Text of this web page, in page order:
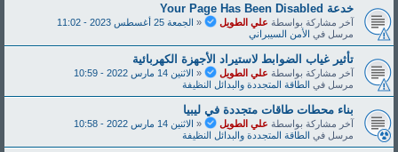
خدعة Y‌‌‌o‌‌‌u‌‌‌r‌‌‌ P‌‌‌a‌‌‌‌‌g‌‌‌‌e‌‌‌ H‌‌‌a‌‌‌‌s‌‌‌ B‌‌‌e‌‌‌e‌‌‌‌n‌‌‌ D‌‌‌i‌‌‌s‌‌‌a‌‌‌b‌‌‌l‌‌‌e‌‌‌d‌‌
آخر مشاركة بواسطة علي الطويل « الجمعة 25 أغسطس 2023 - 11:02
مرسل في الأمن السيبراني
تأثير غياب الضوابط لاستيراد الأجهزة الكهربائية
آخر مشاركة بواسطة علي الطويل « الاثنين 14 مارس 2022 - 10:59
مرسل في الطاقة المتجددة والبدائل النظيفة
بناء محطات طاقات متجددة في ليبيا
آخر مشاركة بواسطة علي الطويل « الاثنين 14 مارس 2022 - 10:58
مرسل في الطاقة المتجددة والبدائل النظيفة